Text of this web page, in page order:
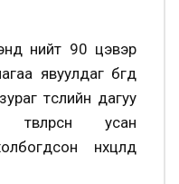
нийт 90 цэвэр
явуулдаг бөгөөд
төслийн дагуу
усан
нөхцөлд